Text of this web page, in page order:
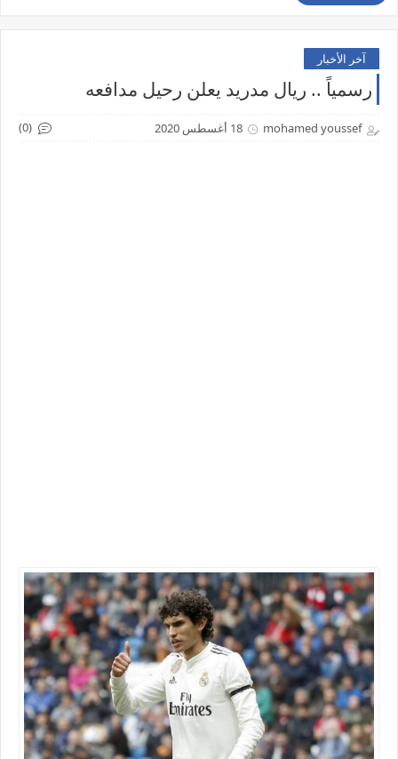
آخر الأخبار
رسمياً .. ريال مدريد يعلن رحيل مدافعه
mohamed youssef 18 أغسطس 2020 (0)